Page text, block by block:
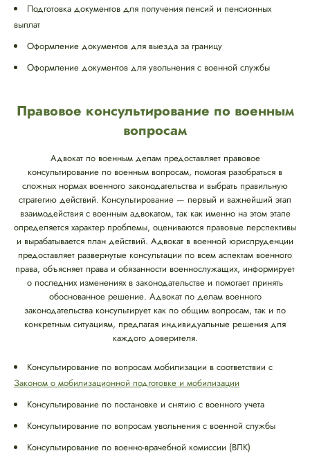
Подготовка документов для получения пенсий и пенсионных
выплат
Оформление документов для выезда за границу
Оформление документов для увольнения с военной службы
Правовое консультирование по военным
вопросам
Адвокат по военным делам предоставляет правовое
консультирование по военным вопросам, помогая разобраться в
сложных нормах военного законодательства и выбрать правильную
стратегию действий. Консультирование — первый и важнейший этап
взаимодействия с военным адвокатом, так как именно на этом этапе
определяется характер проблемы, оцениваются правовые перспективы
и вырабатывается план действий. Адвокат в военной юриспруденции
предоставляет развернутые консультации по всем аспектам военного
права, объясняет права и обязанности военнослужащих, информирует
о последних изменениях в законодательстве и помогает принять
обоснованное решение. Адвокат по делам военного
законодательства консультирует как по общим вопросам, так и по
конкретным ситуациям, предлагая индивидуальные решения для
каждого доверителя.
Консультирование по вопросам мобилизации в соответствии с
Законом о мобилизационной подготовке и мобилизации
Консультирование по постановке и снятию с военного учета
Консультирование по вопросам увольнения с военной службы
Консультирование по военно-врачебной комиссии (ВЛК)